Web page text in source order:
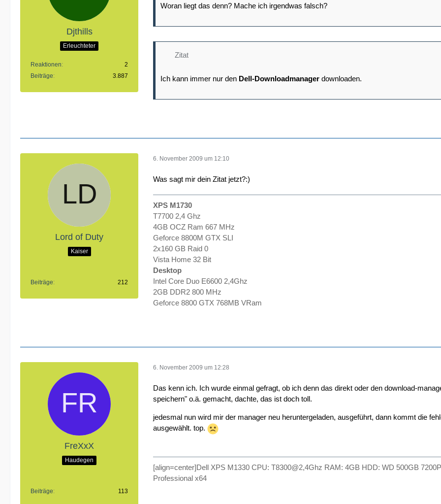
Djthills
Erleuchteter
Reaktionen
2
Beiträge
3.887
Woran liegt das denn? Mache ich irgendwas falsch?
Zitat
Ich kann immer nur den Dell-Downloadmanager downloaden.
Lord of Duty
Kaiser
Beiträge 212
6. November 2009 um 12:10
Was sagt mir dein Zitat jetzt?:)
XPS M1730
T7700 2,4 Ghz
4GB OCZ Ram 667 MHz
Geforce 8800M GTX SLI
2x160 GB Raid 0
Vista Home 32 Bit
Desktop
Intel Core Duo E6600 2,4Ghz
2GB DDR2 800 MHz
Geforce 8800 GTX 768MB VRam
FreXxX
Haudegen
Beiträge 113
6. November 2009 um 12:28
Das kenn ich. Ich wurde einmal gefragt, ob ich denn das direkt oder den download-
speichern" o.ä. gemacht, dachte, das ist doch toll.
jedesmal nun wird mir der manager neu heruntergeladen, ausgeführt, dann kommt die
ausgewählt. top.
[align=center]Dell XPS M1330 CPU: T8300@2,4Ghz RAM: 4GB HDD: WD 500GB
Professional x64